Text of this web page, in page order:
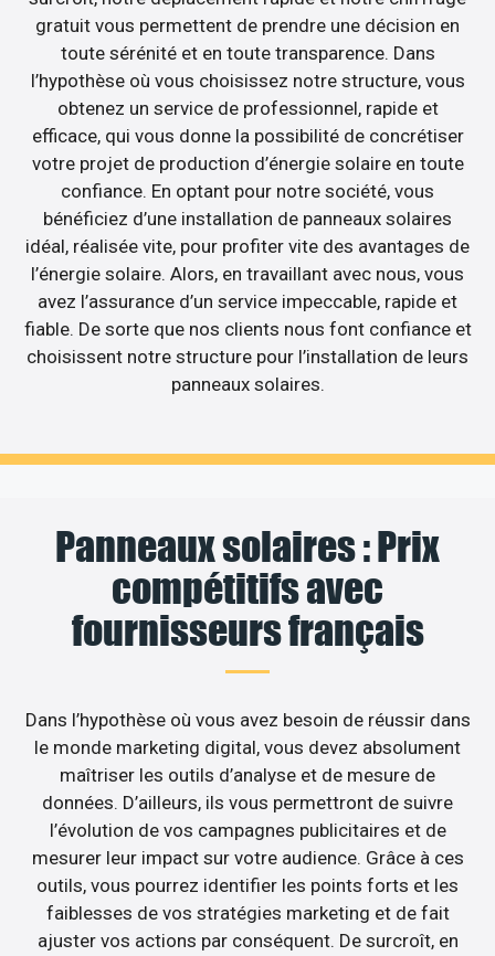
gratuit vous permettent de prendre une décision en
toute sérénité et en toute transparence. Dans
l’hypothèse où vous choisissez notre structure, vous
obtenez un service de professionnel, rapide et
efficace, qui vous donne la possibilité de concrétiser
votre projet de production d’énergie solaire en toute
confiance. En optant pour notre société, vous
bénéficiez d’une installation de panneaux solaires
idéal, réalisée vite, pour profiter vite des avantages de
l’énergie solaire. Alors, en travaillant avec nous, vous
avez l’assurance d’un service impeccable, rapide et
fiable. De sorte que nos clients nous font confiance et
choisissent notre structure pour l’installation de leurs
panneaux solaires.
Panneaux solaires : Prix
compétitifs avec
fournisseurs français
Dans l’hypothèse où vous avez besoin de réussir dans
le monde marketing digital, vous devez absolument
maîtriser les outils d’analyse et de mesure de
données. D’ailleurs, ils vous permettront de suivre
l’évolution de vos campagnes publicitaires et de
mesurer leur impact sur votre audience. Grâce à ces
outils, vous pourrez identifier les points forts et les
faiblesses de vos stratégies marketing et de fait
ajuster vos actions par conséquent. De surcroît, en